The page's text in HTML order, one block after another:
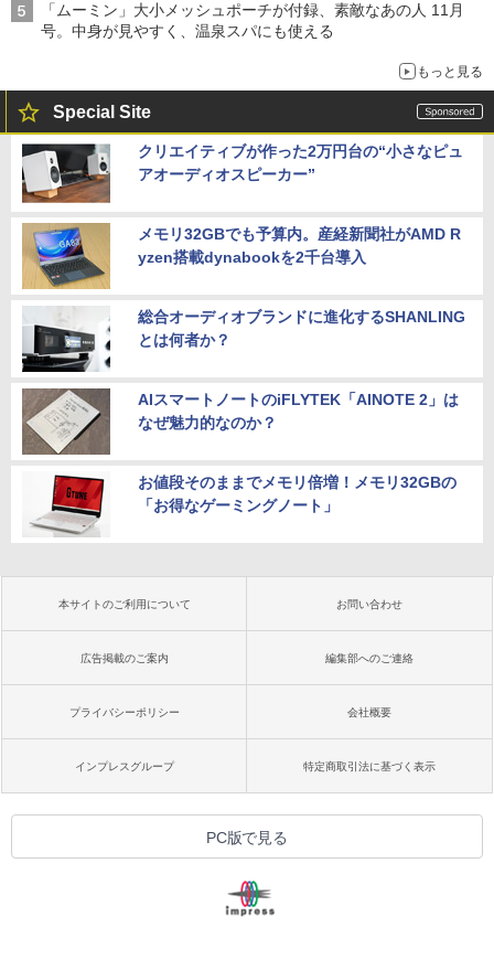
「ムーミン」大小メッシュポーチが付録、素敵なあの人 11月
号。中身が見やすく、温泉スパにも使える
もっと見る
Special Site
クリエイティブが作った2万円台の“小さなピュ
アオーディオスピーカー”
メモリ32GBでも予算内。産経新聞社がAMD R
yzen搭載dynabookを2千台導入
総合オーディオブランドに進化するSHANLING
とは何者か？
AIスマートノートのiFLYTEK「AINOTE 2」は
なぜ魅力的なのか？
お値段そのままでメモリ倍増！メモリ32GBの
「お得なゲーミングノート」
本サイトのご利用について お問い合わせ
広告掲載のご案内 編集部へのご連絡
プライバシーポリシー 会社概要
インプレスグループ 特定商取引法に基づく表示
PC版で見る